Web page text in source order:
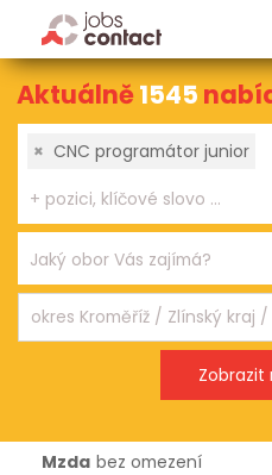
Aktuálně1545
× CNC programátor junior
Mzda bez omezení